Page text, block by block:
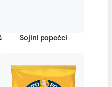
Sojini popečci